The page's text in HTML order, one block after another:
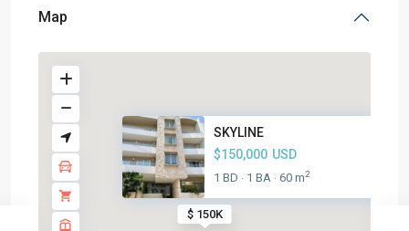
Map
$ 150K
SKYLINE
$150,000 USD
1 BD · 1 BA · 60 m2